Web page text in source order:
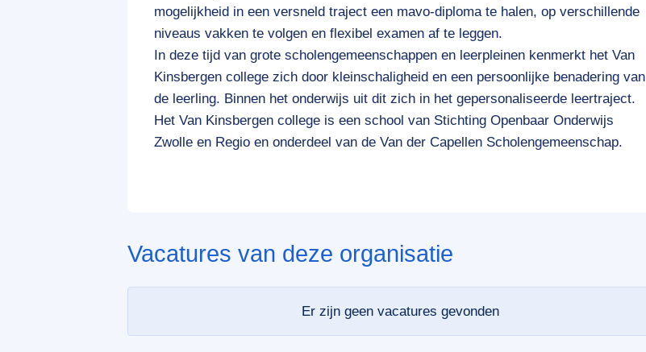
mogelijkheid in een versneld traject een mavo-diploma te halen, op verschillende
niveaus vakken te volgen en flexibel examen af te leggen.
In deze tijd van grote scholengemeenschappen en leerpleinen kenmerkt het Van
Kinsbergen college zich door kleinschaligheid en een persoonlijke benadering van
de leerling. Binnen het onderwijs uit dit zich in het gepersonaliseerde leertraject.
Het Van Kinsbergen college is een school van Stichting Openbaar Onderwijs
Zwolle en Regio en onderdeel van de Van der Capellen Scholengemeenschap.
Vacatures van deze organisatie
Er zijn geen vacatures gevonden